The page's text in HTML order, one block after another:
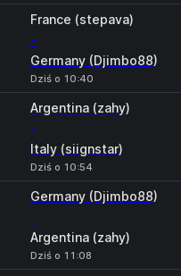
France (stepava)
-
Germany (Djimbo88)
Dziś o 10:40
Argentina (zahy)
-
Italy (siignstar)
Dziś o 10:54
Germany (Djimbo88)
-
Argentina (zahy)
Dziś o 11:08